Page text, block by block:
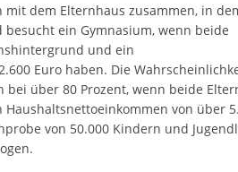
dem Elternhaus zusammen, in
ein Gymnasium, wenn beide
und ein
Euro haben. Die
über 80 Prozent, wenn beide
von über
von 50.000 Kindern und